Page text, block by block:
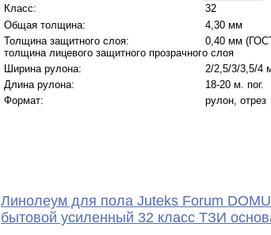
Класс:
32
Общая толщина:
4,30 мм
Толщина защитного слоя:
0,40 мм
толщина лицевого защитного прозрачного слоя
Ширина рулона:
2/2,5/3/3,5/4
Длина рулона:
18-20 м. пог.
Формат:
рулон, отрез
Линолеум для пола Juteks Forum
бытовой усиленный 32 класс ТЗИ